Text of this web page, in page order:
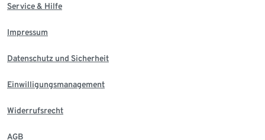
Service & Hilfe
Impressum
Datenschutz und Sicherheit
Einwilligungsmanagement
Widerrufsrecht
AGB